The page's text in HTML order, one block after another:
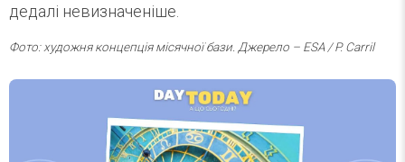
дедалі невизначеніше.
Фото: художня концепція місячної бази. Джерело – ESA / P. Carril